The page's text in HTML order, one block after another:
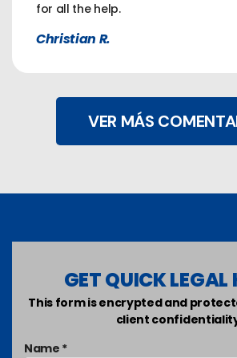
for all the help.
Christian R.
VER MÁS
GET QUICK LEGAL
This form is encrypted and
client
Name *